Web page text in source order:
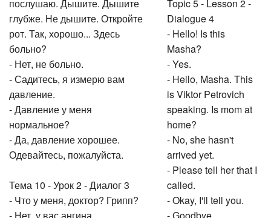
послушаю. Дышите. Дышите
глубже. Не дышите. Откройте
рот. Так, хорошо... Здесь
больно?
- Нет, не больно.
- Садитесь, я измерю вам
давление.
- Давление у меня
нормальное?
- Да, давление хорошее.
Одевайтесь, пожалуйста.
Тема 10 - Урок 2 - Диалог 3
- Что у меня, доктор? Грипп?
Topic 5 - Lesson 2 -
Dialogue 4
- Hello! Is this
Masha?
- Yes.
- Hello, Masha. This
is Viktor Petrovich
speaking. Is mom at
home?
- No, she hasn't
arrived yet.
- Please tell her that I
called.
- Okay, I'll tell you.